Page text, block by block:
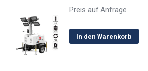
Preis auf Anfrage
In den Warenkorb